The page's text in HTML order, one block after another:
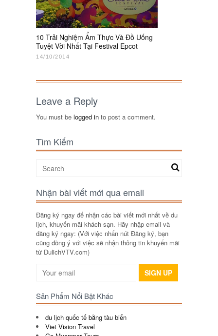
10 Trải Nghiệm Ẩm Thực Và Đồ Uống
Tuyệt Vời Nhất Tại Festival Epcot
14/10/2014
Leave a Reply
You must be logged in to post a comment.
Tìm Kiếm
Nhận bài viết mới qua email
Đăng ký ngay để nhận các bài viết mới nhất về du
lịch, khuyến mãi khách sạn. Hãy nhập email và
đăng ký ngay: (Với việc nhấn nút Đăng ký, bạn
cũng đồng ý với việc sẽ nhận thông tin khuyến mãi
từ DulichVTV.com)
SIGN UP
Sản Phẩm Nổi Bật Khác
du lịch quốc tế bằng tàu biển
Viet Vision Travel